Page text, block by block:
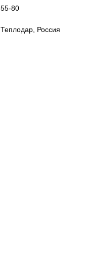
55-80
Теплодар, Россия